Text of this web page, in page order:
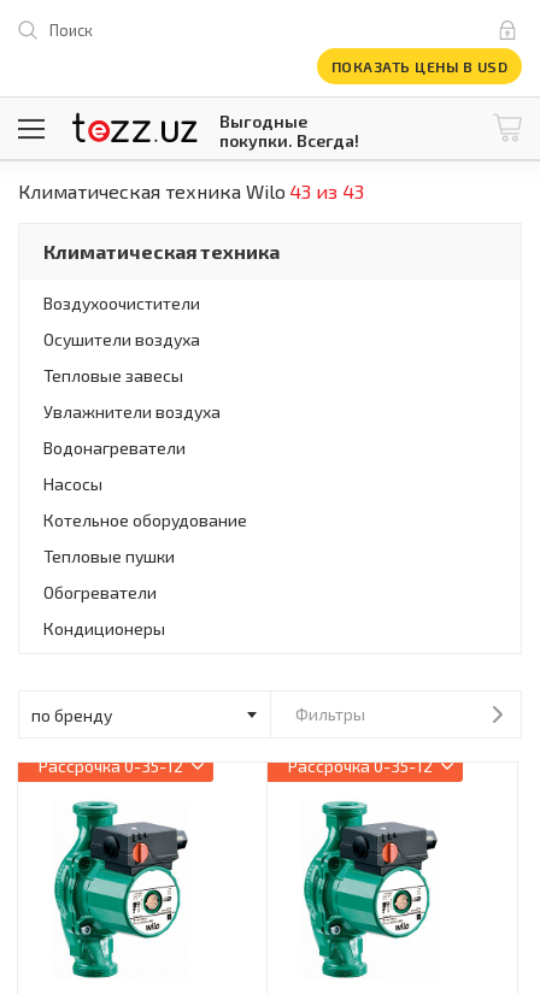
Поиск
ПОКАЗАТЬ ЦЕНЫ В USD
Выгодные
покупки. Всегда!
1 USD = 12 296.16 сум\ @tezzuz
Все категории
Компьютеры и оргтехника
Телевизоры
Климатическая техника
Встраиваемая техника
Инструменты и техника
Товары для дома
Климатическая техника
Встраиваемая техника
Крупнобытовая техника
Мелкая бытовая техника
Климатическая техника Wilo 43 из 43
Климатическая техника
Воздухоочистители
Осушители воздуха
Тепловые завесы
Увлажнители воздуха
Водонагреватели
Насосы
Котельное оборудование
Тепловые пушки
Обогреватели
Кондиционеры
Фильтры
Рассрочка0-35-12 Рассрочка0-35-12